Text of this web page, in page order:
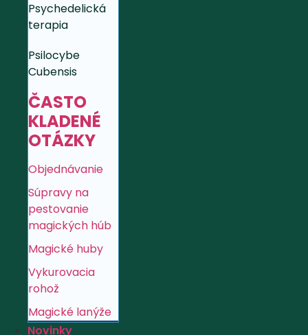
Psychedelická
terapia
Psilocybe
Cubensis
ČASTO
KLADENÉ
OTÁZKY
Objednávanie
Súpravy na
pestovanie
magických húb
Magické huby
Vykurovacia
rohož
Magické lanýže
Novinky